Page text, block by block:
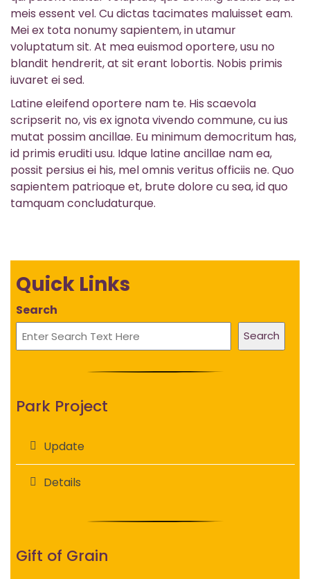
meis essent vel. Cu dictas tacimates maluisset eam.
Mei ex tota nonumy sapientem, in utamur
voluptatum sit. At mea euismod oportere, usu no
blandit hendrerit, at sit erant lobortis. Nobis primis
iuvaret ei sed.
Latine eleifend oportere nam te. His scaevola
scripserit no, vis ex ignota vivendo commune, cu ius
mutat possim ancillae. Eu minimum democritum has,
id primis eruditi usu. Idque latine ancillae nam ea,
possit persius ei his, mel omnis veritus officiis ne. Quo
sapientem patrioque et, brute dolore cu sea, id quo
tamquam concludaturque.
Quick Links
Search
Search
Park Project
Update
Details
Gift of Grain